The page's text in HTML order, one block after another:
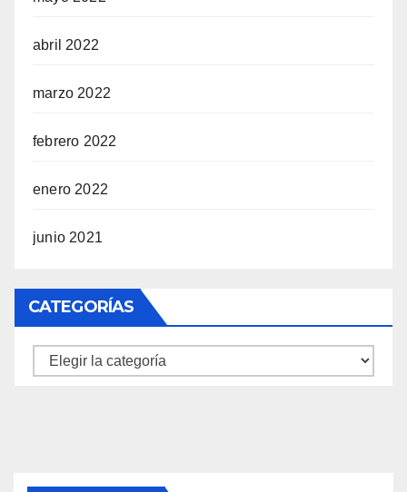
abril 2022
marzo 2022
febrero 2022
enero 2022
junio 2021
CATEGORÍAS
Categorías